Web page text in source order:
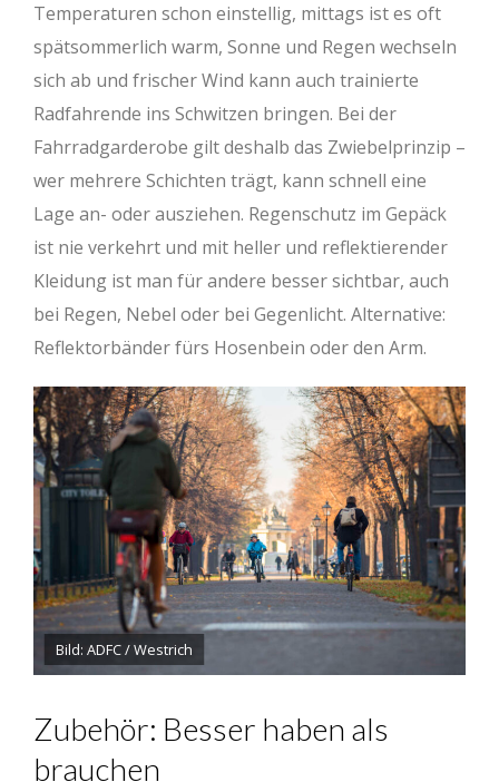
Temperaturen schon einstellig, mittags ist es oft
spätsommerlich warm, Sonne und Regen wechseln
sich ab und frischer Wind kann auch trainierte
Radfahrende ins Schwitzen bringen. Bei der
Fahrradgarderobe gilt deshalb das Zwiebelprinzip –
wer mehrere Schichten trägt, kann schnell eine
Lage an- oder ausziehen. Regenschutz im Gepäck
ist nie verkehrt und mit heller und reflektierender
Kleidung ist man für andere besser sichtbar, auch
bei Regen, Nebel oder bei Gegenlicht. Alternative:
Reflektorbänder fürs Hosenbein oder den Arm.
Bild: ADFC / Westrich
Zubehör: Besser haben als
brauchen